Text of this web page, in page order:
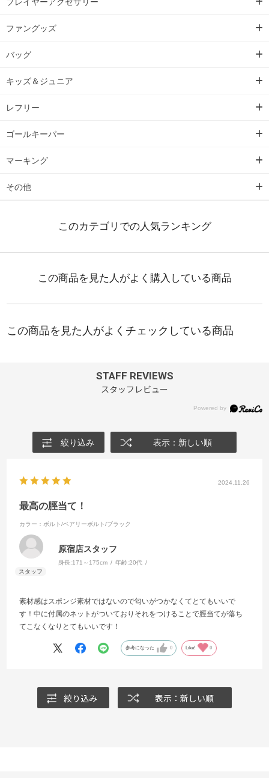
ファングッズ
バッグ
キッズ＆ジュニア
レフリー
ゴールキーパー
マーキング
その他
STAFF REVIEWS
スタッフレビュー
絞り込み 表示：新しい順
2024.11.26
最高の脛当て！
カラー：ボルト/ベアリーボルト/ブラック
原宿店スタッフ
身長:171～175cm 年齢:20代
素材感はスポンジ素材ではないので匂いがつかなくてとてもいいで
す！中に付属のネットがついておりそれをつけることで脛当てが落ち
てこなくなりとてもいいです！
参考になった 0 Like! 0
絞り込み 表示：新しい順